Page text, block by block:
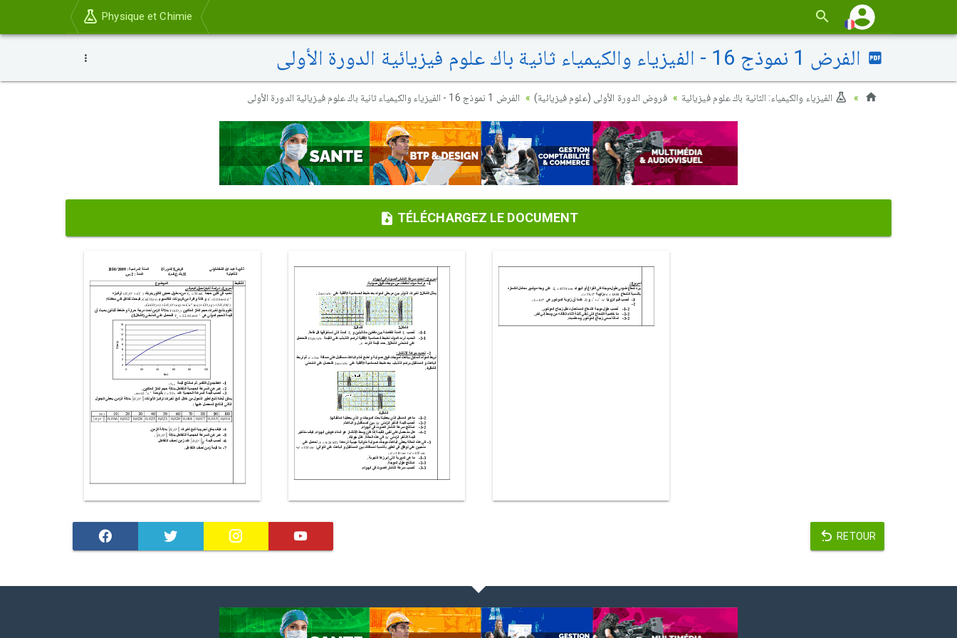
Physique et Chimie
الفرض 1 نموذج 16 - الفيزياء والكيمياء ثانية باك علوم فيزيائية الدورة الأولى
الفيزياء والكيمياء: الثانية باك علوم فيزيائية فروض الدورة الأولى (علوم فيزيائية) الفرض 1 نموذج 16 - الفيزياء والكيمياء ثانية باك علوم فيزيائية الدورة الأولى
TÉLÉCHARGEZ LE DOCUMENT
RETOUR